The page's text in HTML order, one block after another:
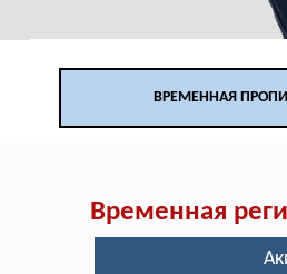
ВРЕМЕННАЯ
Временная